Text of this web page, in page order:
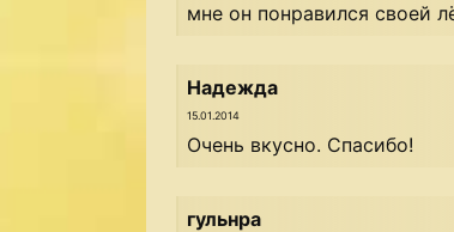
мне он понравился своей
Надежда
15.01.2014
Очень вкусно. Спасибо!
гульнра